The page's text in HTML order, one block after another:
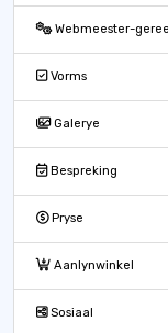
Webmeester-
Vorms
Galerye
Bespreking
Pryse
Aanlynwinkel
Sosiaal